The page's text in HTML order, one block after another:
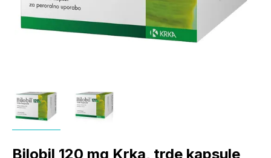
Bilobil 120 mg Krka, trde kapsule